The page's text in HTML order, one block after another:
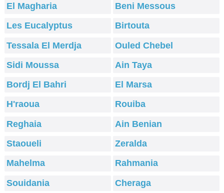
El Magharia
Beni Messous
Les Eucalyptus
Birtouta
Tessala El Merdja
Ouled Chebel
Sidi Moussa
Ain Taya
Bordj El Bahri
El Marsa
H'raoua
Rouiba
Reghaia
Ain Benian
Staoueli
Zeralda
Mahelma
Rahmania
Souidania
Cheraga